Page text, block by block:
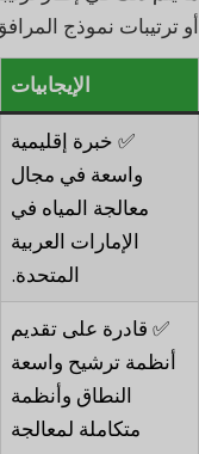
أو ترتيبات نموذج
الإيجابيات
✅ خبرة إقليمية
واسعة في مجال
معالجة المياه في
الإمارات العربية
المتحدة.
✅ قادرة على تقديم
أنظمة ترشيح واسعة
النطاق وأنظمة
متكاملة لمعالجة